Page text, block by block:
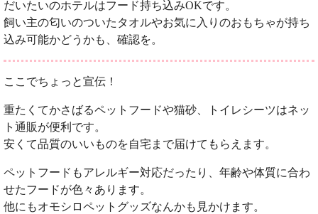
だいたいのホテルはフード持ち込みOKです。
飼い主の匂いのついたタオルやお気に入りのおもちゃが持ち
込み可能かどうかも、確認を。
ここでちょっと宣伝！
重たくてかさばるペットフードや猫砂、トイレシーツはネッ
ト通販が便利です。
安くて品質のいいものを自宅まで届けてもらえます。
ペットフードもアレルギー対応だったり、年齢や体質に合わ
せたフードが色々あります。
他にもオモシロペットグッズなんかも見かけます。